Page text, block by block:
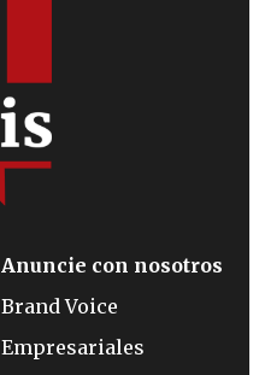
Anuncie con nosotros
Brand Voice
Empresariales